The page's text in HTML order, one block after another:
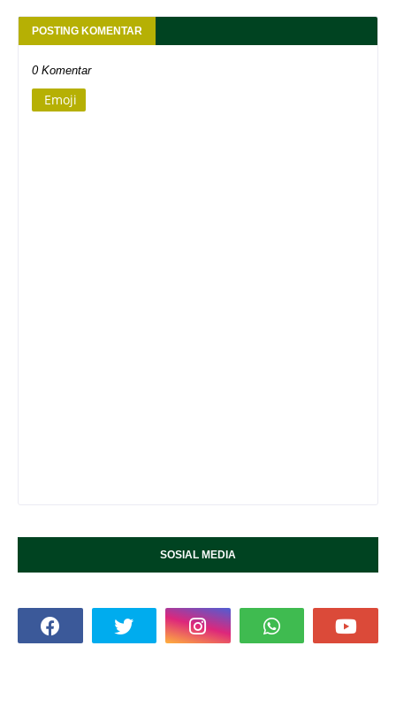
POSTING KOMENTAR
0 Komentar
Emoji
SOSIAL MEDIA